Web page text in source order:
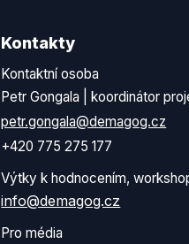
Kontakty
Kontaktní osoba
Petr Gongala | koordinátor
petr.gongala@demagog.cz
+420 775 275 177
Výtky k hodnocením,
info@demagog.cz
Pro média